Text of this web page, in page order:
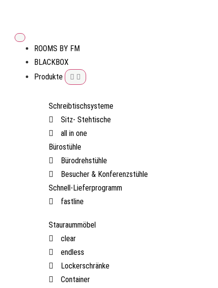
ROOMS BY FM
BLACKBOX
Produkte
Schreibtischsysteme
Sitz- Stehtische
all in one
Bürostühle
Bürodrehstühle
Besucher & Konferenzstühle
Schnell-Lieferprogramm
fastline
Stauraummöbel
clear
endless
Lockerschränke
Container